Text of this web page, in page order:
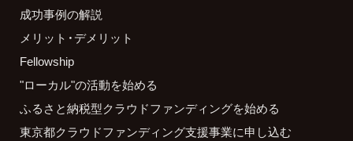
成功事例の解説
メリット・デメリット
Fellowship
"ローカル"の活動を始める
ふるさと納税型クラウドファンディングを始める
東京都クラウドファンディング支援事業に申し込む